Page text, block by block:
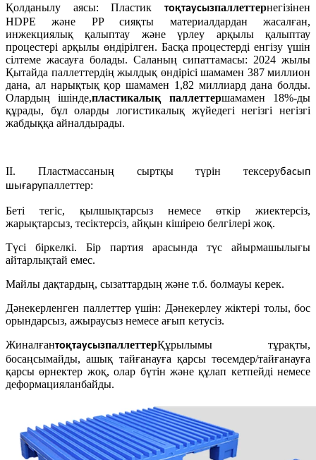
Қолданылу аясы: Пластик
тоқтаусызпаллеттернегізінен
HDPE және PP сияқты материалдардан жасалған,
инжекциялық қалыптау және үрлеу арқылы қалыптау
процестері арқылы өндірілген. Басқа процестерді енгізу үшін
сілтеме жасауға болады. Саланың сипаттамасы: 2024 жылы
Қытайда паллеттердің жылдық өндірісі шамамен 387 миллион
дана, ал нарықтық қор шамамен 1,82 миллиард дана болды.
Олардың ішінде,пластикалық паллеттершамамен 18%-ды
құрады, бұл оларды логистикалық жүйедегі негізгі негізгі
жабдыққа айналдырады.
II. Пластмассаның сыртқы түрін тексерубасып
шығарупаллеттер:
Беті тегіс, қылшықтарсыз немесе өткір жиектерсіз,
жарықтарсыз, тесіктерсіз, айқын кішірею белгілері жоқ.
Түсі біркелкі. Бір партия арасында түс айырмашылығы
айтарлықтай емес.
Майлы дақтардың, сызаттардың және т.б. болмауы керек.
Дәнекерленген паллеттер үшін: Дәнекерлеу жіктері толы, бос
орындарсыз, ажыраусыз немесе ағып кетусіз.
ЖиналғантоқтаусызпаллеттерҚұрылымы тұрақты,
босаңсымайды, ашық тайғанауға қарсы төсемдер/тайғанауға
қарсы өрнектер жоқ, олар бүтін және құлап кетпейді немесе
деформацияланбайды.